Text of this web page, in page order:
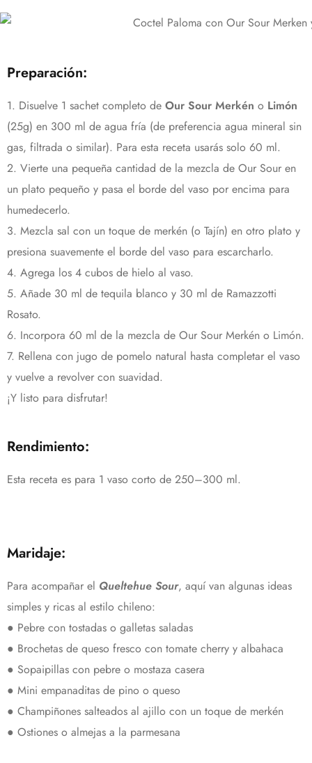
Preparación:
1. Disuelve 1 sachet completo de Our Sour Merkén o Limón
(25g) en 300 ml de agua fría (de preferencia agua mineral sin
gas, filtrada o similar). Para esta receta usarás solo 60 ml.
2. Vierte una pequeña cantidad de la mezcla de Our Sour en
un plato pequeño y pasa el borde del vaso por encima para
humedecerlo.
3. Mezcla sal con un toque de merkén (o Tajín) en otro plato y
presiona suavemente el borde del vaso para escarcharlo.
4. Agrega los 4 cubos de hielo al vaso.
5. Añade 30 ml de tequila blanco y 30 ml de Ramazzotti
Rosato.
6. Incorpora 60 ml de la mezcla de Our Sour Merkén o Limón.
7. Rellena con jugo de pomelo natural hasta completar el vaso
y vuelve a revolver con suavidad.
¡Y listo para disfrutar!
Rendimiento:
Esta receta es para 1 vaso corto de 250–300 ml.
Maridaje:
Para acompañar el Queltehue Sour, aquí van algunas ideas
simples y ricas al estilo chileno:
● Pebre con tostadas o galletas saladas
● Brochetas de queso fresco con tomate cherry y albahaca
● Sopaipillas con pebre o mostaza casera
● Mini empanaditas de pino o queso
● Champiñones salteados al ajillo con un toque de merkén
● Ostiones o almejas a la parmesana